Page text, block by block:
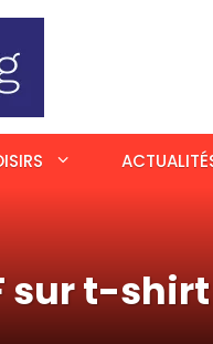
sur t-